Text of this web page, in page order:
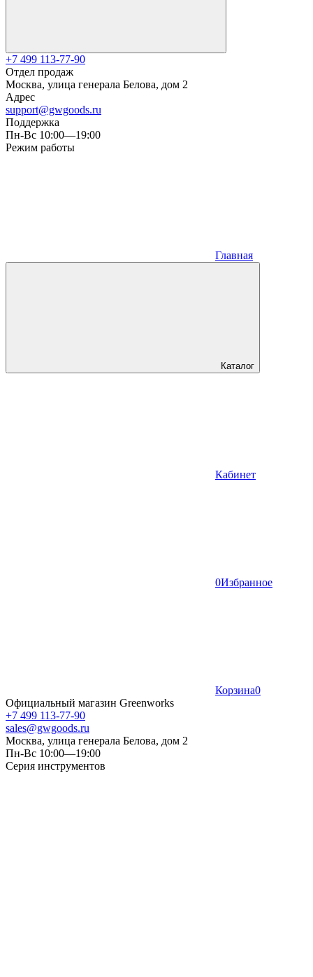
+7 499 113-77-90
Отдел продаж
Москва, улица генерала Белова, дом 2
Адрес
support@gwgoods.ru
Поддержка
Пн-Вс 10:00—19:00
Режим работы
Главная
Каталог
Кабинет
0Избранное
Корзина0
Официальный магазин Greenworks
+7 499 113-77-90
sales@gwgoods.ru
Москва, улица генерала Белова, дом 2
Пн-Вс 10:00—19:00
Серия инструментов